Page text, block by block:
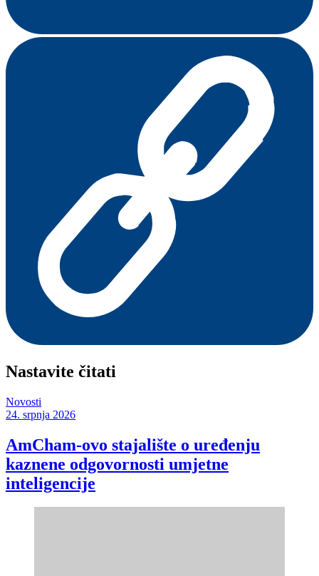
Nastavite čitati
Novosti
24. srpnja 2026
AmCham-ovo stajalište o uređenju
kaznene odgovornosti umjetne
inteligencije